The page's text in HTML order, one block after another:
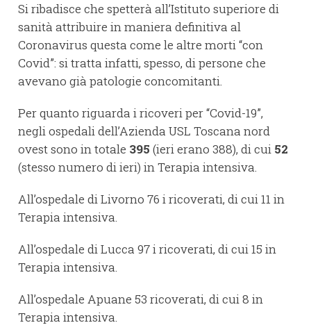
Si ribadisce che spetterà all’Istituto superiore di
sanità attribuire in maniera definitiva al
Coronavirus questa come le altre morti “con
Covid”: si tratta infatti, spesso, di persone che
avevano già patologie concomitanti.
Per quanto riguarda i ricoveri per “Covid-19”,
negli ospedali dell’Azienda USL Toscana nord
ovest sono in totale 395 (ieri erano 388), di cui 52
(stesso numero di ieri) in Terapia intensiva.
All’ospedale di Livorno 76 i ricoverati, di cui 11 in
Terapia intensiva.
All’ospedale di Lucca 97 i ricoverati, di cui 15 in
Terapia intensiva.
All’ospedale Apuane 53 ricoverati, di cui 8 in
Terapia intensiva.